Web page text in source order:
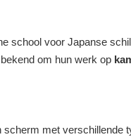
school voor Japanse
om hun werk op
scherm met verschillende